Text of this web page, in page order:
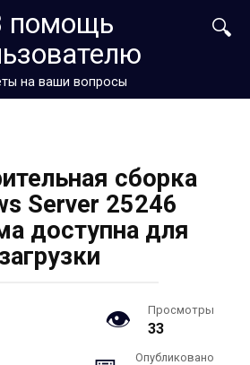
помощь
на ваши вопросы
сборка
Server 25246
доступна для
загрузки
Просмотры
33
Опубликовано